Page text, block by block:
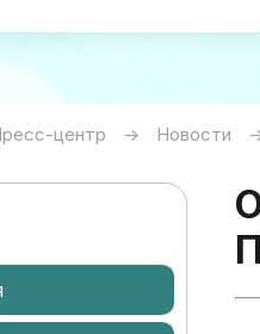
центр -> Новости -